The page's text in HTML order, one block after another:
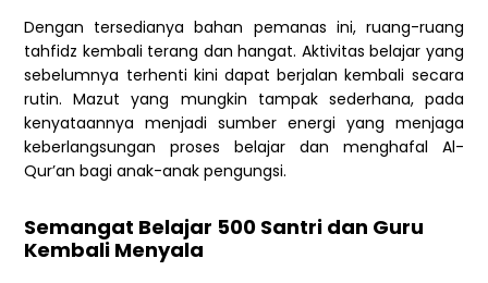
Dengan tersedianya bahan pemanas ini, ruang-ruang
tahfidz kembali terang dan hangat. Aktivitas belajar yang
sebelumnya terhenti kini dapat berjalan kembali secara
rutin. Mazut yang mungkin tampak sederhana, pada
kenyataannya menjadi sumber energi yang menjaga
keberlangsungan proses belajar dan menghafal Al-
Qur’an bagi anak-anak pengungsi.
Semangat Belajar 500 Santri dan Guru
Kembali Menyala